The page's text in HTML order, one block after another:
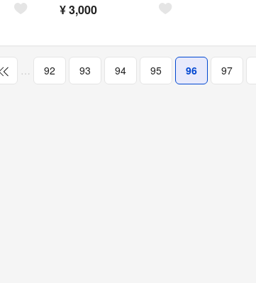
¥3,000
… 92 93 94 95 96 97